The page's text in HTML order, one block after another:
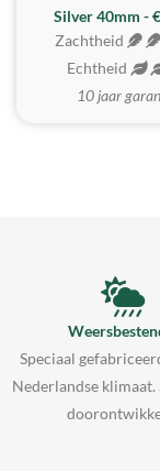
Silver 40mm -
Zachtheid
Echtheid
10 jaar
Speciaal
Nederlandse klimaat.